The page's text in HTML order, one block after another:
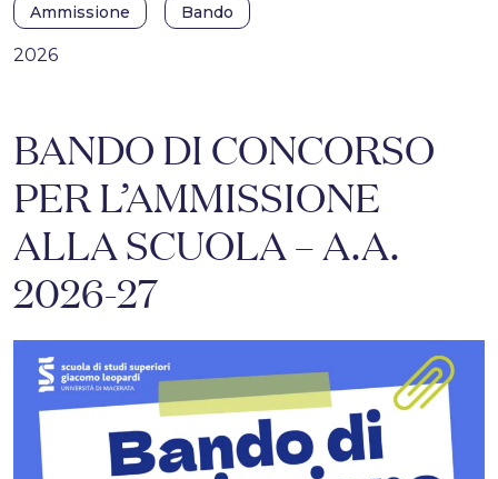
Ammissione Bando
2026
BANDO DI CONCORSO
PER L’AMMISSIONE
ALLA SCUOLA – A.A.
2026-27